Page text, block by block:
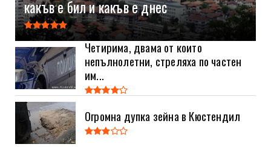
какъв е бил и какъв е днес
Четирима, двама от които
непълнолетни, стреляха по частен
им...
Огромна дупка зейна в Кюстендил